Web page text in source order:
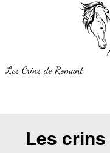
Les Crins de Romant
Les